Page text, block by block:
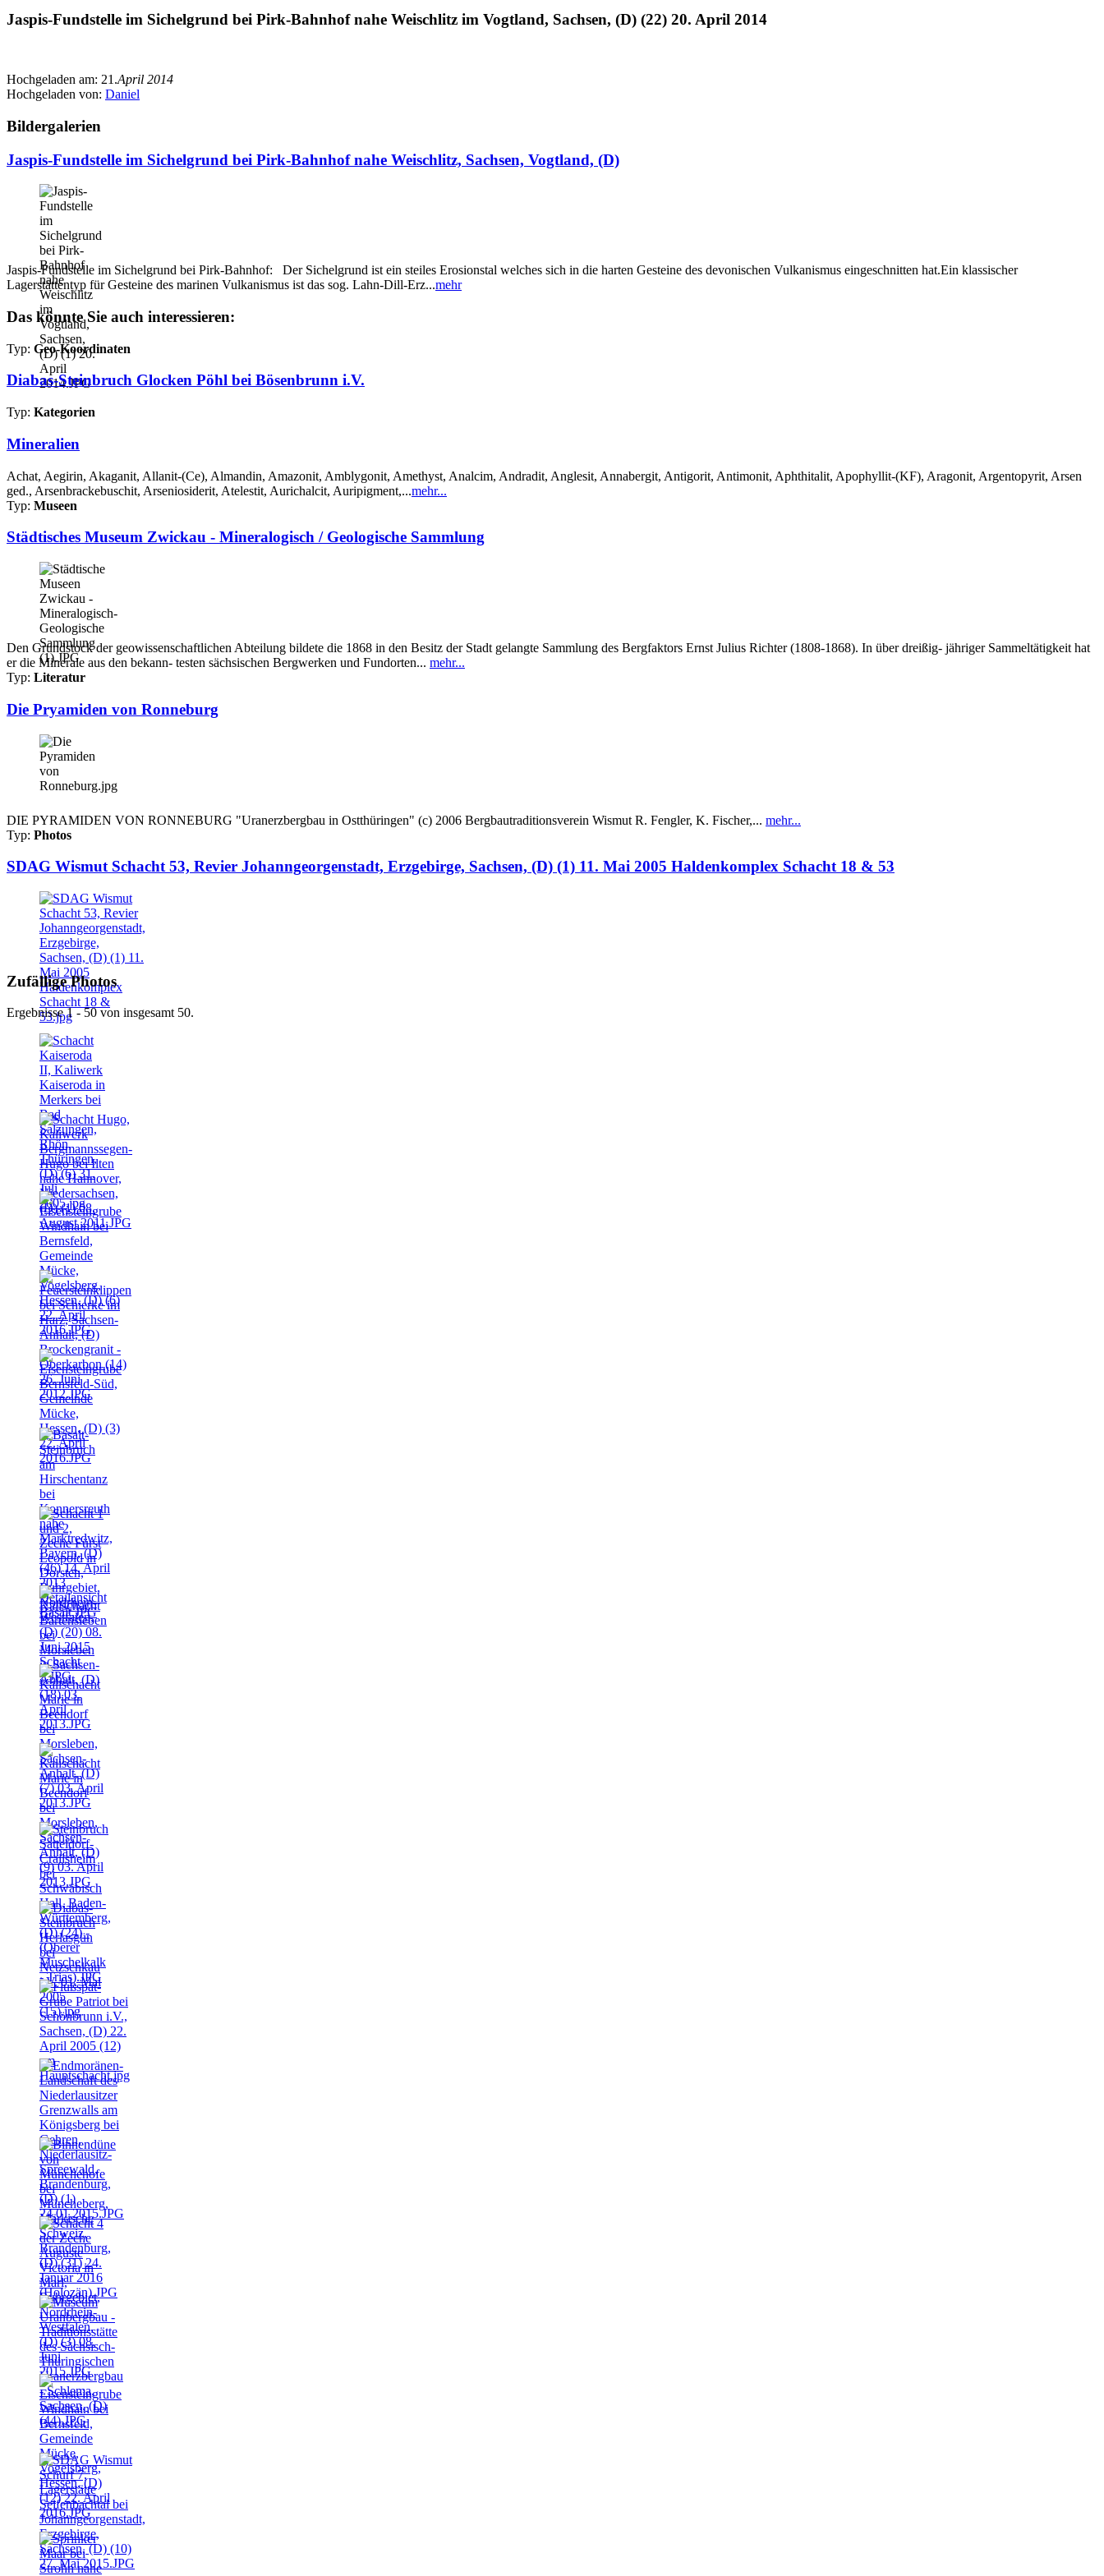
Jaspis-Fundstelle im Sichelgrund bei Pirk-Bahnhof nahe Weischlitz im Vogtland, Sachsen, (D) (22) 20. April 2014
Hochgeladen am: 21.April 2014
Hochgeladen von: Daniel
Bildergalerien
Jaspis-Fundstelle im Sichelgrund bei Pirk-Bahnhof nahe Weischlitz, Sachsen, Vogtland, (D)
Jaspis-Fundstelle im Sichelgrund bei Pirk-Bahnhof: Der Sichelgrund ist ein steiles Erosionstal welches sich in die harten Gesteine des devonischen Vulkanismus eingeschnitten hat.Ein klassischer
Lagerstättentyp für Gesteine des marinen Vulkanismus ist das sog. Lahn-Dill-Erz...mehr
Das könnte Sie auch interessieren:
Typ: Geo-Koordinaten
Diabas-Steinbruch Glocken Pöhl bei Bösenbrunn i.V.
Typ: Kategorien
Mineralien
Achat, Aegirin, Akaganit, Allanit-(Ce), Almandin, Amazonit, Amblygonit, Amethyst, Analcim, Andradit, Anglesit, Annabergit, Antigorit, Antimonit, Aphthitalit, Apophyllit-(KF), Aragonit, Argentopyrit, Arsen
ged., Arsenbrackebuschit, Arseniosiderit, Atelestit, Aurichalcit, Auripigment,...mehr...
Typ: Museen
Städtisches Museum Zwickau - Mineralogisch / Geologische Sammlung
Den Grundstock der geowissenschaftlichen Abteilung bildete die 1868 in den Besitz der Stadt gelangte Sammlung des Bergfaktors Ernst Julius Richter (1808-1868). In über dreißig- jähriger Sammeltätigkeit hat
er die Minerale aus den bekann- testen sächsischen Bergwerken und Fundorten... mehr...
Typ: Literatur
Die Pryamiden von Ronneburg
DIE PYRAMIDEN VON RONNEBURG "Uranerzbergbau in Ostthüringen" (c) 2006 Bergbautraditionsverein Wismut R. Fengler, K. Fischer,... mehr...
Typ: Photos
SDAG Wismut Schacht 53, Revier Johanngeorgenstadt, Erzgebirge, Sachsen, (D) (1) 11. Mai 2005 Haldenkomplex Schacht 18 & 53
Zufällige Photos
Ergebnisse 1 - 50 von insgesamt 50.